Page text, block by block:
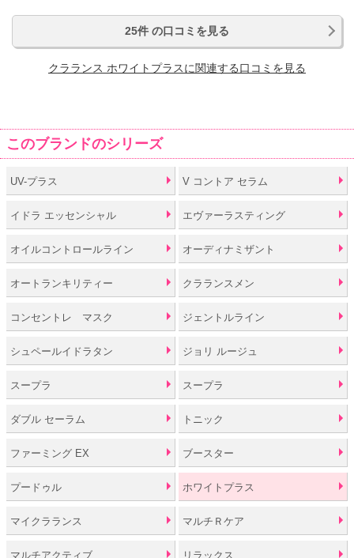
25件 の口コミを見る
クラランス ホワイトプラスに関連する口コミを見る
このブランドのシリーズ
UV-プラス V コントア セラム
イドラ エッセンシャル エヴァーラスティング
オイルコントロールライン オーディナミザント
オートランキリティー クラランスメン
コンセントレ マスク ジェントルライン
シュペールイドラタン ジョリ ルージュ
スープラ スープラ
ダブル セーラム トニック
ファーミング EX ブースター
プードゥル ホワイトプラス
マイクラランス マルチＲケア
マルチアクティブ リラックス